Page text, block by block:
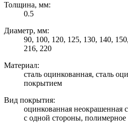
Толщина, мм:
0.5
Диаметр, мм:
90, 100, 120, 125, 130, 140,
216, 220
Материал:
сталь оцинкованная, сталь
покрытием
Вид покрытия:
оцинкованная неокрашенная
с одной стороны, полимерное